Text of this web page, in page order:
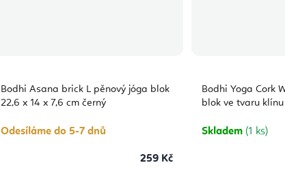
Bodhi Asana brick L pěnový jóga blok
22,6 x 14 x 7,6 cm černý
Odesíláme do 5-7 dnů
259 Kč
Bodhi Yoga Cork
blok ve tvaru
Skladem (1 ks)